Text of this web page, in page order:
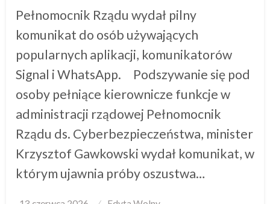
Pełnomocnik Rządu wydał pilny
komunikat do osób używających
popularnych aplikacji, komunikatorów
Signal i WhatsApp. Podszywanie się pod
osoby pełniące kierownicze funkcje w
administracji rządowej Pełnomocnik
Rządu ds. Cyberbezpieczeństwa, minister
Krzysztof Gawkowski wydał komunikat, w
którym ujawnia próby oszustwa…
Posted